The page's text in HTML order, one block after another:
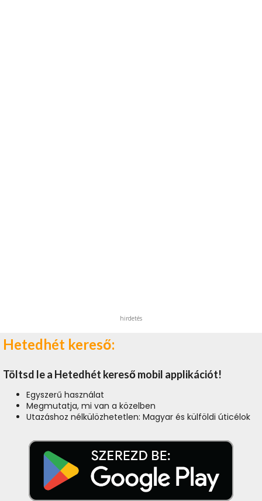
hirdetés
Hetedhét kereső:
Töltsd le a Hetedhét kereső mobil applikációt!
Egyszerű használat
Megmutatja, mi van a közelben
Utazáshoz nélkülözhetetlen: Magyar és külföldi úticélok